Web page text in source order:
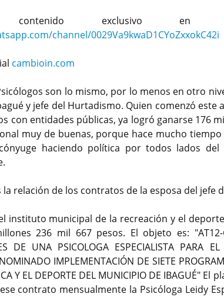
contenido exclusivo en
channel/0029Va9kwaD1CYoZxxokC42i
cambioin.com
son lo mismo, por lo menos en otro
y jefe del Hurtadismo. Quien comenzó
con entidades públicas, ya logró ganarse 176
muy de buenas, porque hace mucho
haciendo política por todos lados
la relación de los contratos de la esposa del jefe
instituto municipal de la recreación y el
236 mil 667 pesos. El objeto es: "AT12-
DE UNA PSICOLOGA ESPECIALISTA PARA
IMPLEMENTACIÓN DE SIETE
Y EL DEPORTE DEL MUNICIPIO DE IBAGUÉ"
contrato mensualmente la Psicóloga Leidy